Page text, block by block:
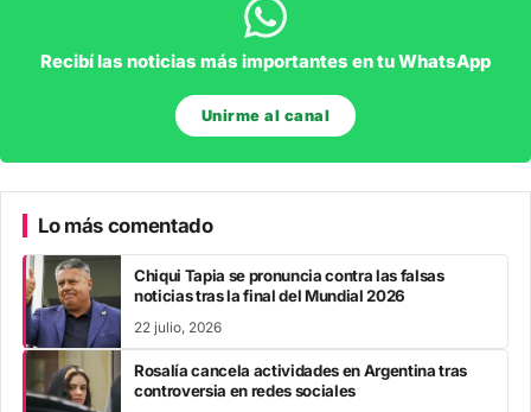
Recibí las noticias más importantes en tu WhatsApp
Unirme al canal
Lo más comentado
Chiqui Tapia se pronuncia contra las falsas
noticias tras la final del Mundial 2026
22 julio, 2026
Rosalía cancela actividades en Argentina tras
controversia en redes sociales